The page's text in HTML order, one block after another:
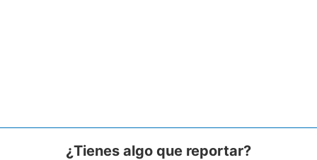
¿Tienes algo que reportar?